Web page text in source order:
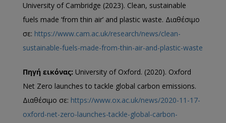
University of Cambridge (2023). Clean, sustainable
fuels made ‘from thin air’ and plastic waste. Διαθέσιμο
σε: https://www.cam.ac.uk/research/news/clean-
sustainable-fuels-made-from-thin-air-and-plastic-waste
Πηγή εικόνας: University of Oxford. (2020). Oxford
Net Zero launches to tackle global carbon emissions.
Διαθέσιμο σε: https://www.ox.ac.uk/news/2020-11-17-
oxford-net-zero-launches-tackle-global-carbon-